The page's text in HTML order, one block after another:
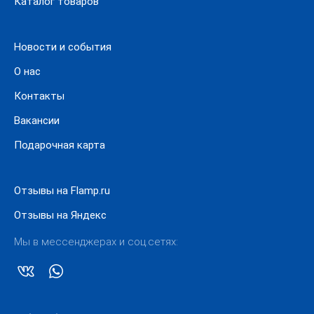
ассортимент.
Новости и события
О нас
Контакты
Вакансии
Подарочная карта
Отзывы на Flamp.ru
Отзывы на Яндекс
Мы в мессенджерах и соц.сетях: